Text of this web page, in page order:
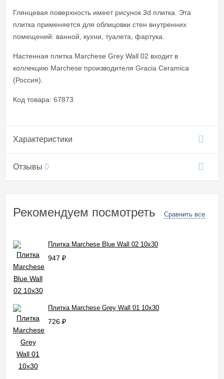
Глянцевая поверхность имеет рисунок 3d плитка. Эта
плитка применяется для облицовки стен внутренних
помещений: ванной, кухни, туалета, фартука.
Настенная плитка Marchese Grey Wall 02 входит в
коллекцию Marchese производителя Gracia Ceramica
(Россия).
Код товара: 67873
Характеристики
Отзывы 0
Рекомендуем посмотреть Сравнить все
Плитка Marchese Blue Wall 02 10x30
947 ₽
Плитка Marchese Grey Wall 01 10x30
726 ₽